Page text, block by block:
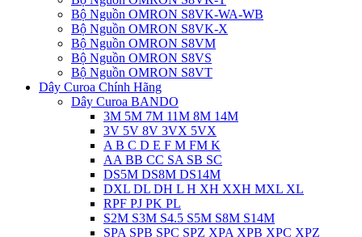
Bộ Nguồn OMRON S8VK-WA-WB
Bộ Nguồn OMRON S8VK-X
Bộ Nguồn OMRON S8VM
Bộ Nguồn OMRON S8VS
Bộ Nguồn OMRON S8VT
Dây Curoa Chính Hãng
Dây Curoa BANDO
3M 5M 7M 11M 8M 14M
3V 5V 8V 3VX 5VX
A B C D E F M FM K
AA BB CC SA SB SC
DS5M DS8M DS14M
DXL DL DH L H XH XXH MXL XL
RPF PJ PK PL
S2M S3M S4.5 S5M S8M S14M
SPA SPB SPC SPZ XPA XPB XPC XPZ